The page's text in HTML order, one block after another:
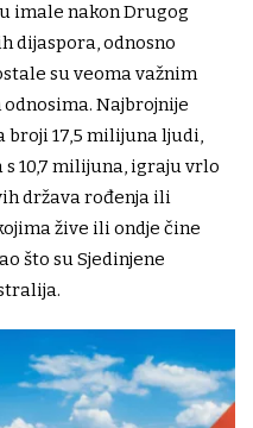
imale nakon Drugog
dijaspora, odnosno
su veoma važnim
Najbrojnije
broji 17,5 milijuna ljudi,
10,7 milijuna, igraju vrlo
država rođenja ili
žive ili ondje čine
što su Sjedinjene